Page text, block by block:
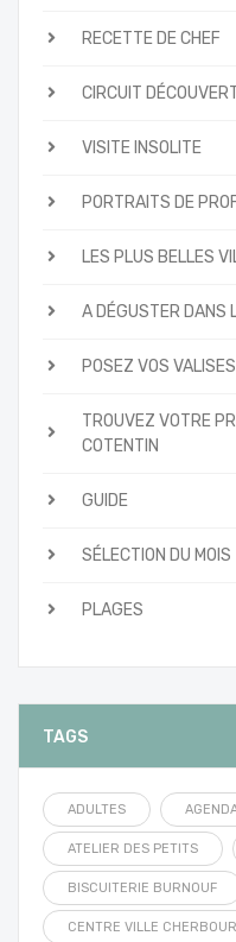
RECETTE DE CHEF
CIRCUIT
VISITE INSOLITE
PORTRAITS DE
LES PLUS BELLES
A DÉGUSTER DANS
POSEZ VOS
TROUVEZ VOTRE
COTENTIN
GUIDE
SÉLECTION DU MOIS
PLAGES
TAGS
ADULTES
ATELIER DES PETITS
BISCUITERIE BURNOUF
CENTRE VILLE